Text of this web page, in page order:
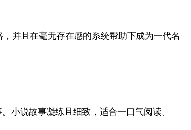
并且在毫无存在感的系统帮助下成为一代名
小说故事凝练且细致，适合一口气阅读。